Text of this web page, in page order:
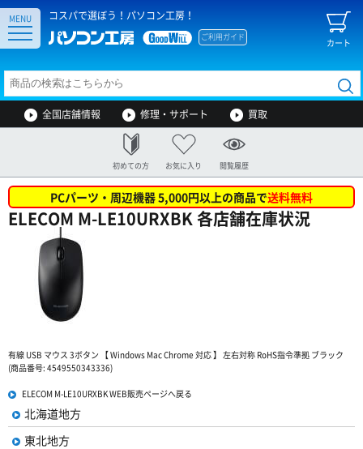
コスパで選ぼう！パソコン工房！
カート
ご利用ガイド
MENU
全国店舗情報 修理・サポート 買取
初めての方 お気に入り 閲覧履歴
PCパーツ・周辺機器 5,000円以上の商品で送料無料
ELECOM M-LE10URXBK 各店舗在庫状況
有線 USB マウス 3ボタン 【 Windows Mac Chrome 対応 】 左右対称 RoHS指令準拠 ブラック
(商品番号: 4549550343336)
ELECOM M-LE10URXBK WEB販売ページへ戻る
北海道地方
東北地方